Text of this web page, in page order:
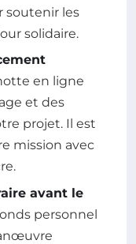
soutenir les
solidaire.
en ligne
et des
projet. Il est
mission avec
avant le
personnel